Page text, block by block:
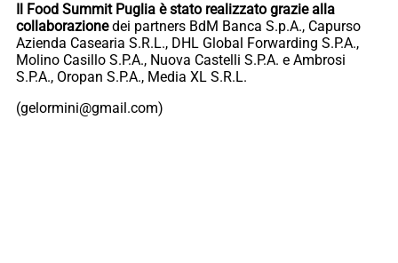
Il Food Summit Puglia è stato realizzato grazie alla
collaborazionedei partners BdM Banca S.p.A., Capurso
Azienda Casearia S.R.L., DHL Global Forwarding S.P.A.,
Molino Casillo S.P.A., Nuova Castelli S.P.A. e Ambrosi
S.P.A., Oropan S.P.A., Media XL S.R.L.
(gelormini@gmail.com)